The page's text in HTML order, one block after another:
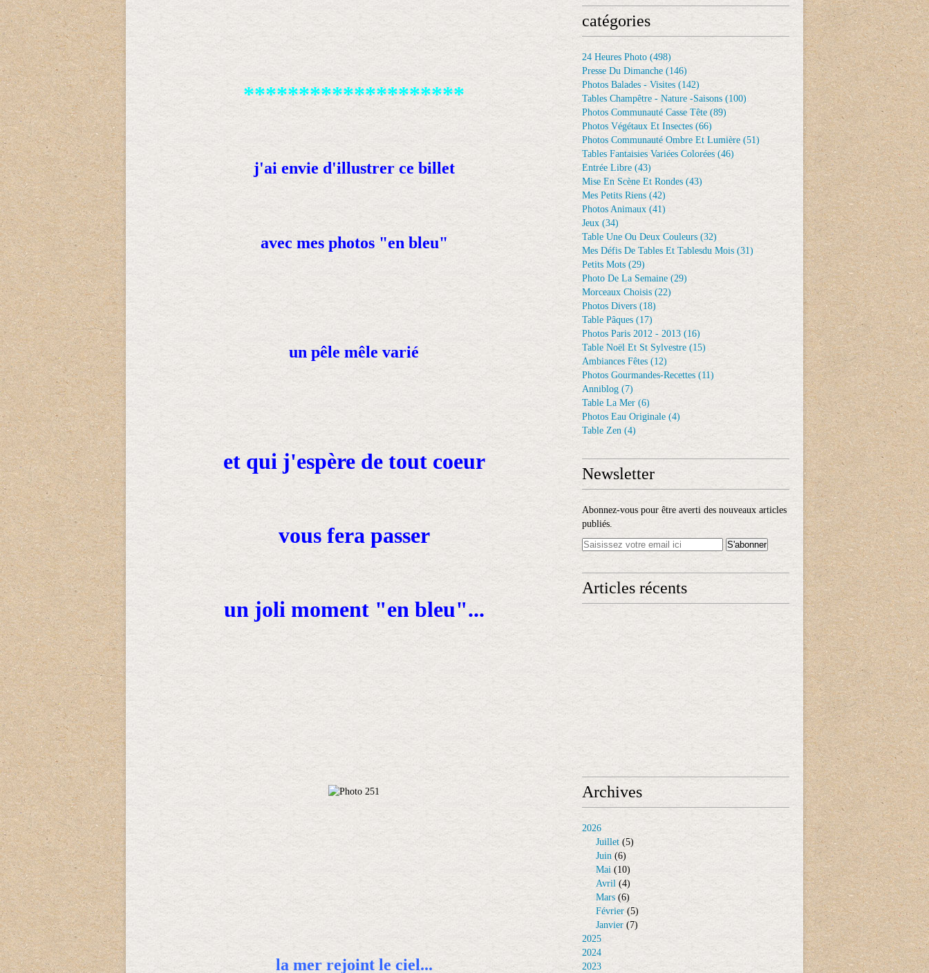
********************
j'ai envie d'illustrer ce billet
avec mes photos "en bleu"
un pêle mêle varié
et qui j'espère de tout coeur
vous fera passer
un joli moment "en bleu"...
la mer rejoint le ciel...
catégories
24 Heures Photo (498)
Presse Du Dimanche (146)
Photos Balades - Visites (142)
Tables Champêtre - Nature -saisons (100)
Photos Communauté Casse Tête (89)
Photos Végétaux Et Insectes (66)
Photos Communauté Ombre Et Lumière (51)
Tables Fantaisies Variées Colorées (46)
Entrée Libre (43)
Mise En Scène Et Rondes (43)
Mes Petits Riens (42)
Photos Animaux (41)
Jeux (34)
Table Une Ou Deux Couleurs (32)
Mes Défis De Tables Et Tablesdu Mois (31)
Petits Mots (29)
Photo De La Semaine (29)
Morceaux Choisis (22)
Photos Divers (18)
Table Pâques (17)
Photos Paris 2012 - 2013 (16)
Table Noël Et St Sylvestre (15)
Ambiances Fêtes (12)
Photos Gourmandes-Recettes (11)
Anniblog (7)
Table La Mer (6)
Photos Eau Originale (4)
Table Zen (4)
Newsletter
Abonnez-vous pour être averti des nouveaux articles
publiés.
Articles récents
Archives
2026
Juillet (5)
Juin (6)
Mai (10)
Avril (4)
Mars (6)
Février (5)
Janvier (7)
2025
2024
2023